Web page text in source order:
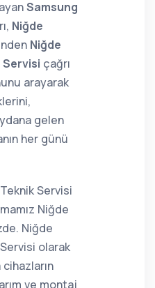
Samsung
Niğde
Niğde
Servisi çağrı
arayarak
gelen
her günü
Servisi
Niğde
Niğde
olarak
ve montaj